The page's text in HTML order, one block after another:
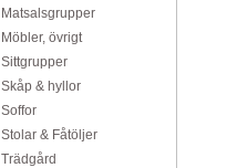
Matsalsgrupper
Möbler, övrigt
Sittgrupper
Skåp & hyllor
Soffor
Stolar & Fåtöljer
Trädgård